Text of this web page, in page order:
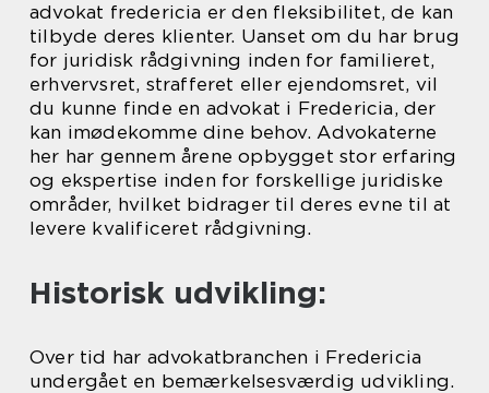
advokat fredericia er den fleksibilitet, de kan
tilbyde deres klienter. Uanset om du har brug
for juridisk rådgivning inden for familieret,
erhvervsret, strafferet eller ejendomsret, vil
du kunne finde en advokat i Fredericia, der
kan imødekomme dine behov. Advokaterne
her har gennem årene opbygget stor erfaring
og ekspertise inden for forskellige juridiske
områder, hvilket bidrager til deres evne til at
levere kvalificeret rådgivning.
Historisk udvikling:
Over tid har advokatbranchen i Fredericia
undergået en bemærkelsesværdig udvikling.